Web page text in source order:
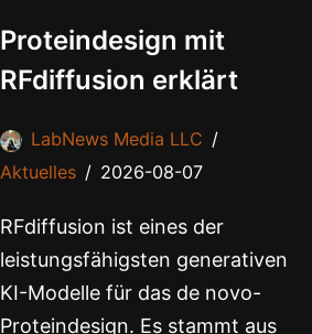
Proteindesign mit
RFdiffusion erklärt
LabNews Media LLC
Aktuelles
2026-08-07
RFdiffusion ist eines der
leistungsfähigsten generativen
KI-Modelle für das de novo-
Proteindesign. Es stammt aus